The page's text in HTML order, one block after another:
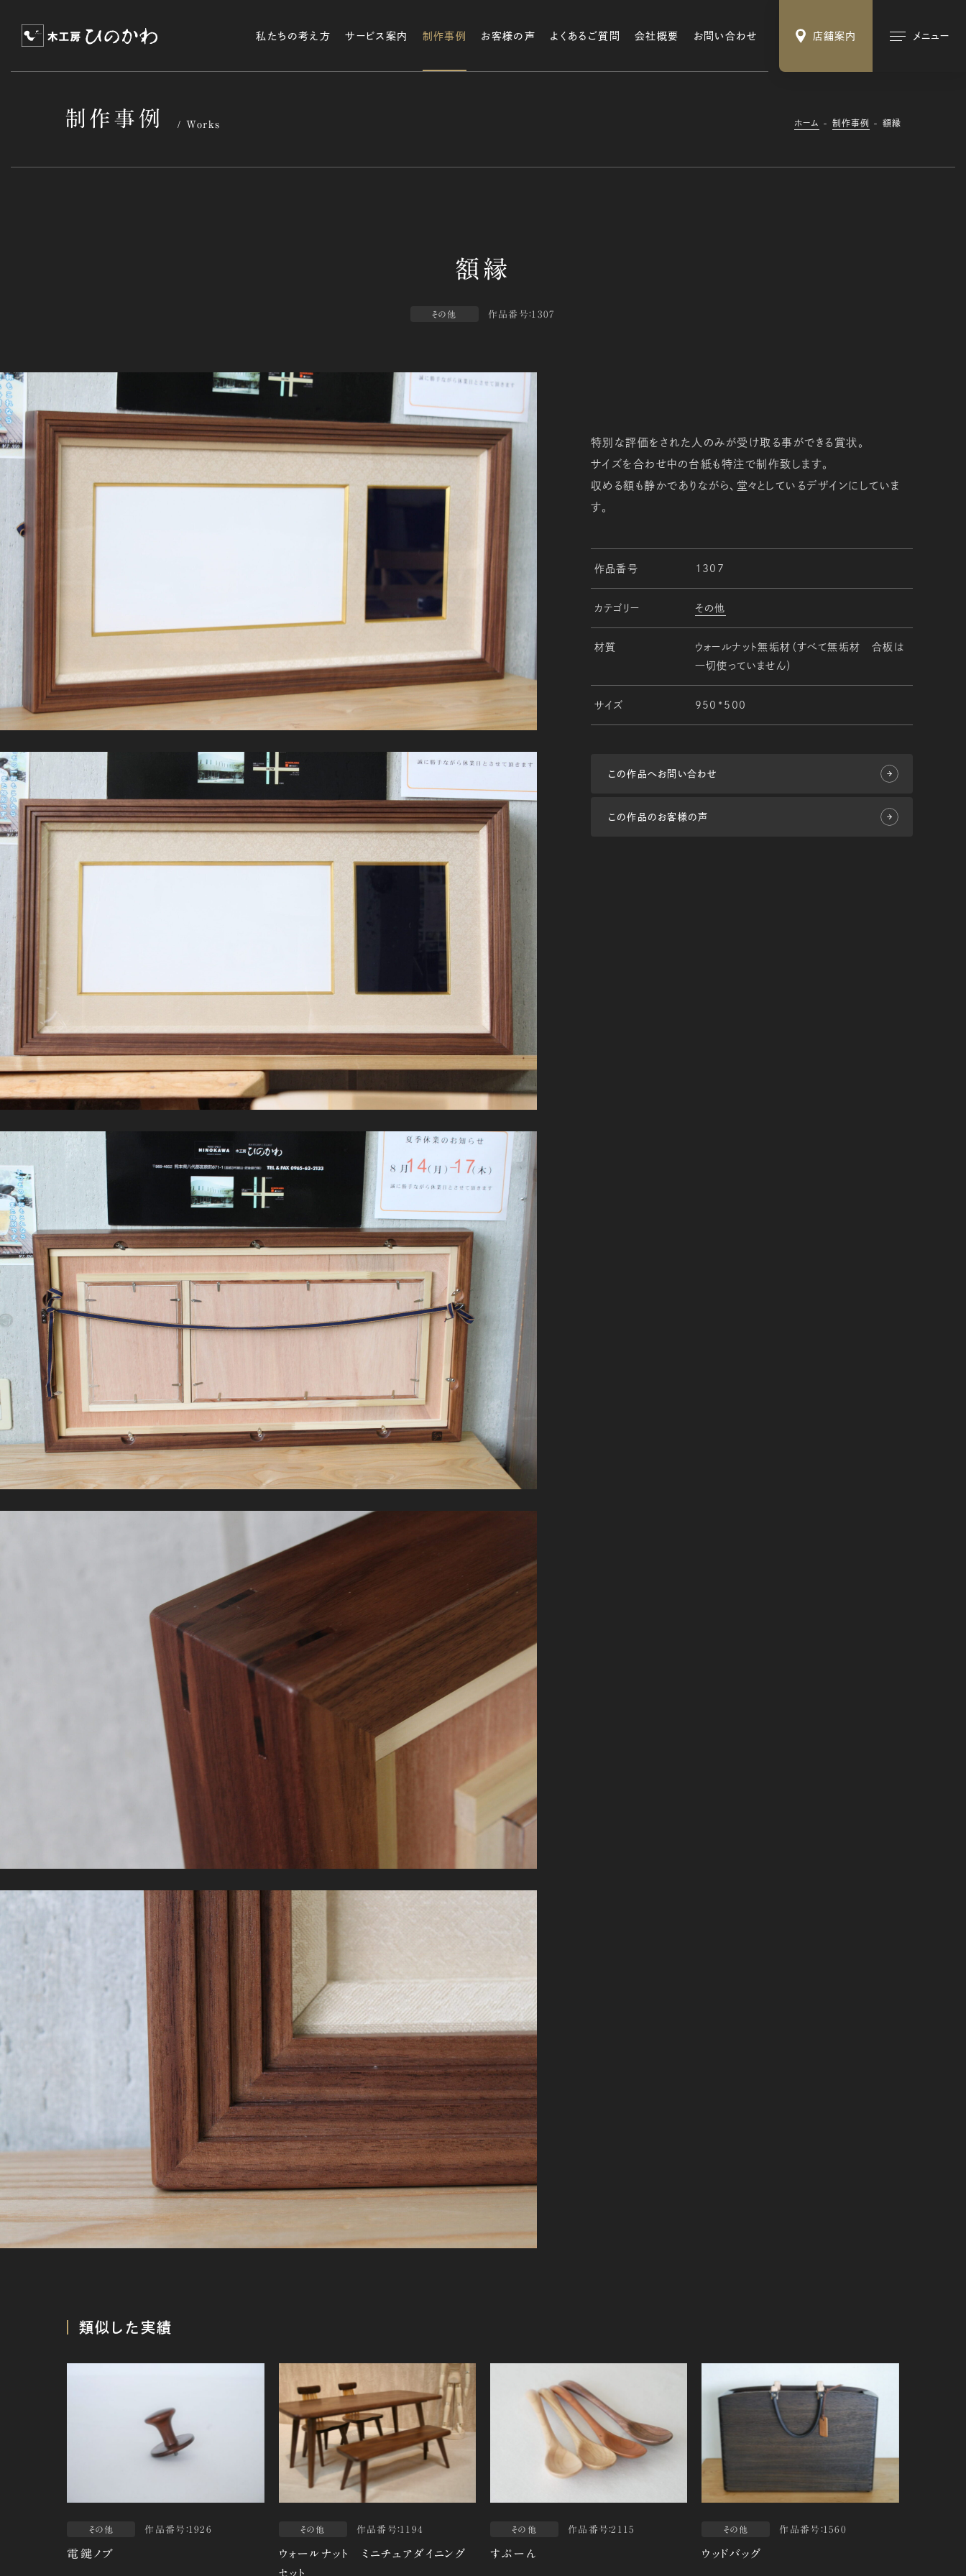
私たちの考え方 サービス案内 制作事例 お客様の声 よくあるご質問 会社概要 お問い合わせ 店舗案内 メニュー
制作事例 Works ホーム 制作事例 額縁
その他 作品番号：1307
特別な評価をされた人のみが受け取る事ができる賞状。
サイズを合わせ中の台紙も特注で制作致します。
収める額も静かでありながら、堂々としているデザインにしていま
す。
作品番号 1307
カテゴリー その他
材質 ウォールナット無垢材（すべて無垢材 合板は
一切使っていません）
サイズ 950*500
この作品へお問い合わせ
この作品のお客様の声
類似した実績
その他 作品番号：1926
電鍵ノブ
その他 作品番号：1194
ウォールナット ミニチュアダイニング
セット
その他 作品番号：2115
すぷーん
その他 作品番号：1560
ウッドバッグ